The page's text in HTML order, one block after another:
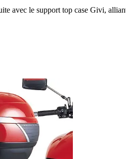
avec le support top case Givi,